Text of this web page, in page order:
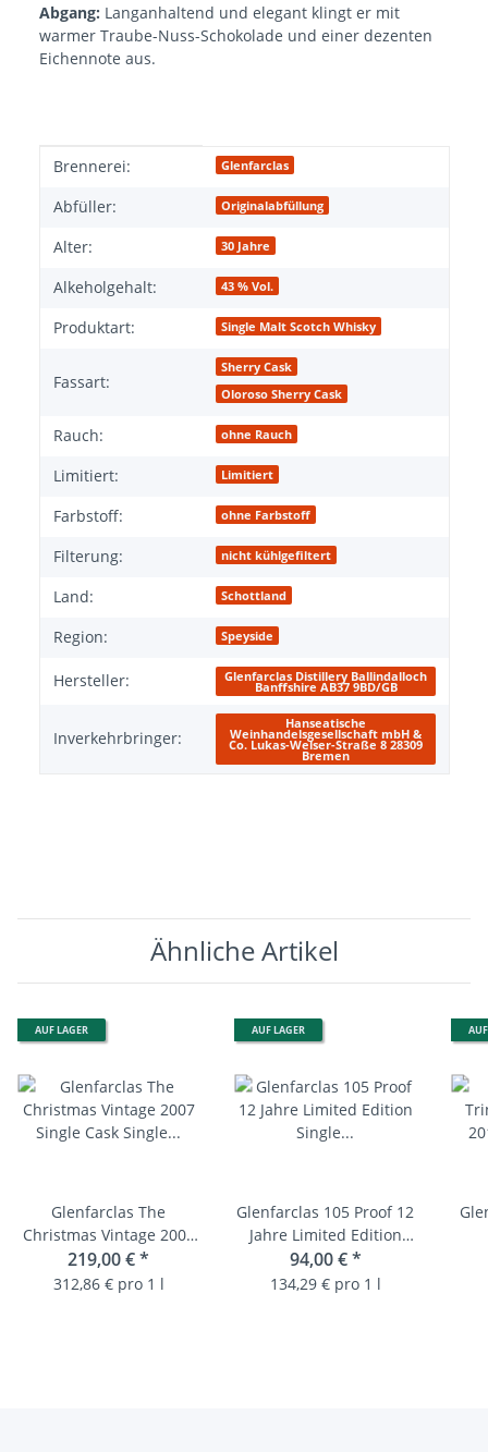
Abgang: Langanhaltend und elegant klingt er mit
warmer Traube-Nuss-Schokolade und einer dezenten
Eichennote aus.
Produkteigenschaft
Wert
Brennerei: Glenfarclas
Abfüller: Originalabfüllung
Alter: 30 Jahre
Alkeholgehalt: 43 % Vol.
Produktart: Single Malt Scotch Whisky
Fassart:
Sherry Cask
Oloroso Sherry Cask
Rauch: ohne Rauch
Limitiert: Limitiert
Farbstoff: ohne Farbstoff
Filterung: nicht kühlgefiltert
Land: Schottland
Region: Speyside
Hersteller: Glenfarclas Distillery Ballindalloch
Banffshire AB37 9BD/GB
Inverkehrbringer:
Hanseatische
Weinhandelsgesellschaft mbH &
Co. Lukas-Welser-Straße 8 28309
Bremen
Ähnliche Artikel
AUF LAGER
Glenfarclas The
Christmas Vintage 2007
Single Cask Single Malt
Scotch Whisky
219,00 €*
312,86 € pro 1 l
AUF LAGER
Glenfarclas 105 Proof 12
Jahre Limited Edition
Single Malt Scotch
Whisky 60%
94,00 €*
134,29 € pro 1 l